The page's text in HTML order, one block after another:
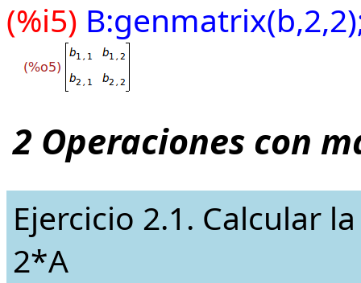
(%i5)
2 Operaciones con
Ejercicio 2.1. Calcular
2*A